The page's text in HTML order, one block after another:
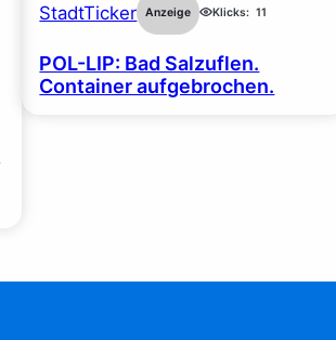
StadtTicker Anzeige Klicks: 11
POL-LIP: Bad Salzuflen.
Container aufgebrochen.